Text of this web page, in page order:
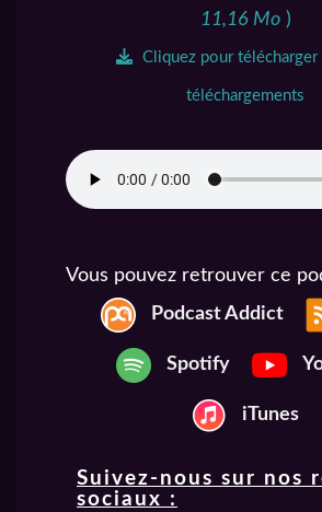
11,16 Mo )
Cliquez pour
téléchargements
Vous pouvez retrouver ce
Podcast Addict
Spotify
iTunes
Suivez-nous sur nos
sociaux :